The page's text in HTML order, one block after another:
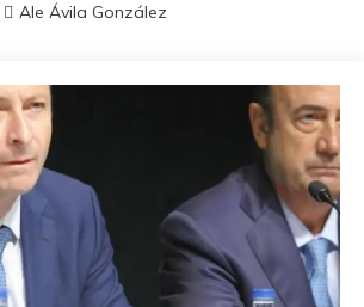
Ale Ávila González